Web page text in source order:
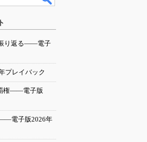
り返る――電子
プレイバック
権――電子版
電子版2026年